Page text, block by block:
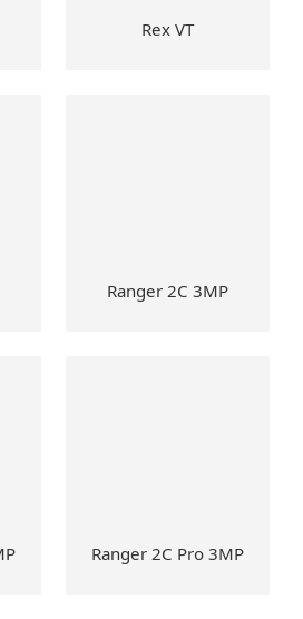
Rex VT
Ranger 2C 3MP
Ranger 2C Pro 3MP